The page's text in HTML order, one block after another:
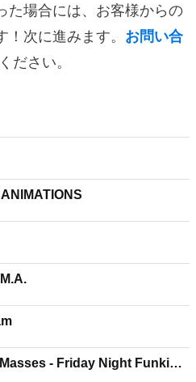
た場合には、お客様からの
次に進みます。 お問い合
ださい。
- Friday Night Funkin'